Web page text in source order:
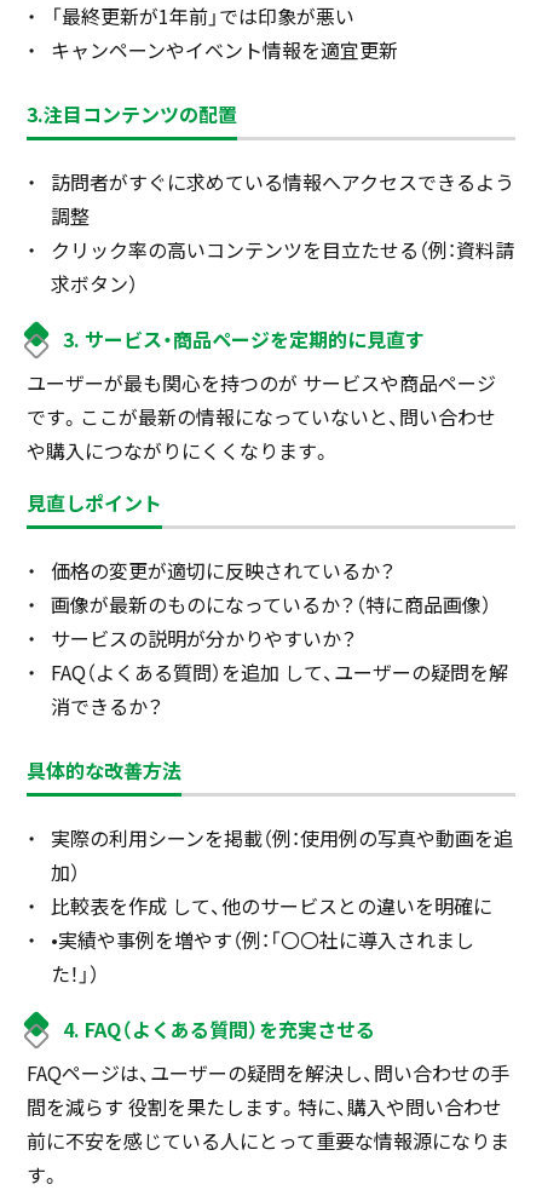
「最終更新が1年前」では印象が悪い
キャンペーンやイベント情報を適宜更新
3.注目コンテンツの配置
訪問者がすぐに求めている情報へアクセスできるよう
調整
クリック率の高いコンテンツを目立たせる（例：資料請
求ボタン）
3. サービス・商品ページを定期的に見直す
ユーザーが最も関心を持つのが サービスや商品ページ
です。ここが最新の情報になっていないと、問い合わせ
や購入につながりにくくなります。
見直しポイント
価格の変更が適切に反映されているか？
画像が最新のものになっているか？（特に商品画像）
サービスの説明が分かりやすいか？
FAQ（よくある質問）を追加 して、ユーザーの疑問を解
消できるか？
具体的な改善方法
実際の利用シーンを掲載（例：使用例の写真や動画を追
加）
比較表を作成 して、他のサービスとの違いを明確に
•実績や事例を増やす（例：「〇〇社に導入されまし
た！」）
4. FAQ（よくある質問）を充実させる
FAQページは、ユーザーの疑問を解決し、問い合わせの手
間を減らす 役割を果たします。特に、購入や問い合わせ
前に不安を感じている人にとって重要な情報源になりま
す。